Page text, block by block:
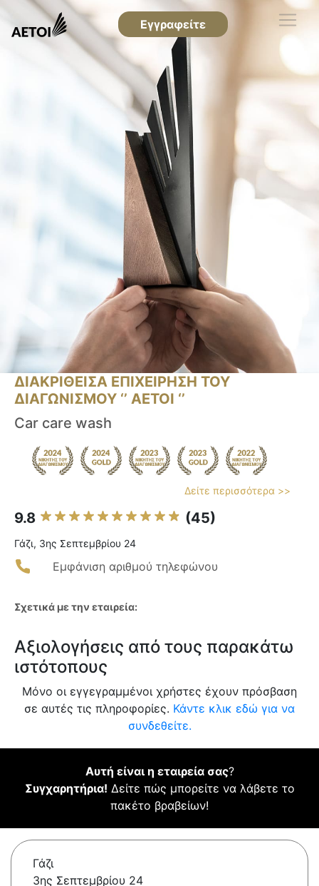
Εγγραφείτε
ΔΙΑΚΡΙΘΕΙΣΑ ΕΠΙΧΕΙΡΗΣΗ ΤΟΥ
ΔΙΑΓΩΝΙΣΜΟΥ ‘’ ΑΕΤΟΙ ‘’
Car care wash
Δείτε περισσότερα >>
9.8 (45)
Γάζι, 3ης Σεπτεμβρίου 24
Εμφάνιση αριθμού τηλεφώνου
Σχετικά με την εταιρεία:
Αξιολογήσεις από τους παρακάτω
ιστότοπους
Μόνο οι εγγεγραμμένοι χρήστες έχουν πρόσβαση
σε αυτές τις πληροφορίες. Κάντε κλικ εδώ για να
συνδεθείτε.
Αυτή είναι η εταιρεία σας?
Συγχαρητήρια! Δείτε πώς μπορείτε να λάβετε το
πακέτο βραβείων!
Γάζι
3ης Σεπτεμβρίου 24